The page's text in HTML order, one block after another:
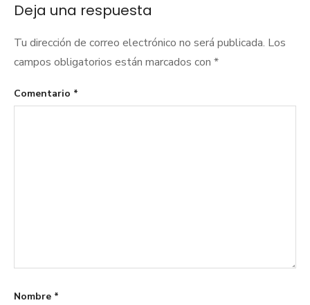
entradas
Deja una respuesta
Tu dirección de correo electrónico no será publicada. Los
campos obligatorios están marcados con *
Comentario *
Nombre *